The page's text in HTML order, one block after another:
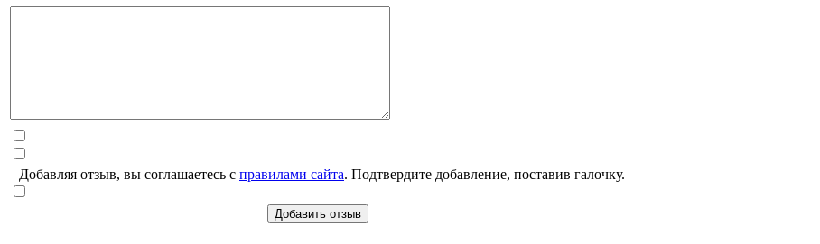
Добавляя отзыв, вы соглашаетесь с правилами сайта. Подтвердите добавление, поставив галочку.
Добавить отзыв